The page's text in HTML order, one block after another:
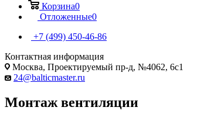
Корзина0
Отложенные0
+7 (499) 450-46-86
Контактная информация
Москва, Проектируемый пр-д, №4062, 6с1
24@balticmaster.ru
Монтаж вентиляции